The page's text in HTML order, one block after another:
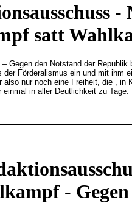
satt
den Notstand der
Förderalismus ein und mit
nur noch eine Freiheit, die ,
in aller Deutlichkeit zu
-